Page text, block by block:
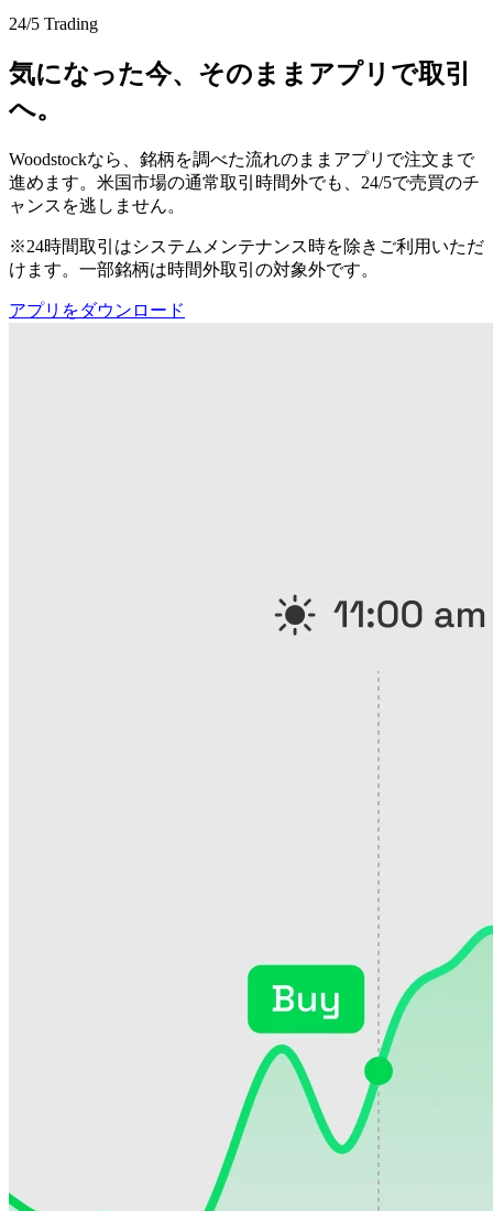
24/5 Trading
気になった今、そのままアプリで取引
へ。
Woodstockなら、銘柄を調べた流れのままアプリで注文まで
進めます。米国市場の通常取引時間外でも、24/5で売買のチ
ャンスを逃しません。
※24時間取引はシステムメンテナンス時を除きご利用いただ
けます。一部銘柄は時間外取引の対象外です。
アプリをダウンロード